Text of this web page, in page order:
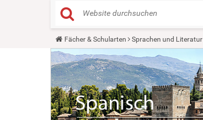
Y
o
u
a
r
e
h
e
r
e
:
Fächer & Schularten Sprachen und Literatur